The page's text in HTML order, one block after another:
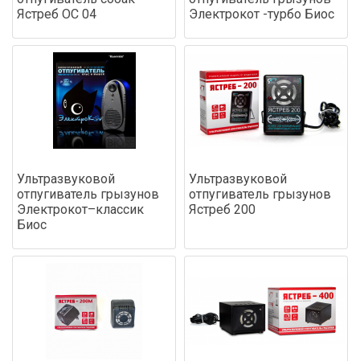
Ястреб ОС 04
Электрокот -турбо Биос
Ультразвуковой
отпугиватель грызунов
Электрокот–классик
Биос
Ультразвуковой
отпугиватель грызунов
Ястреб 200